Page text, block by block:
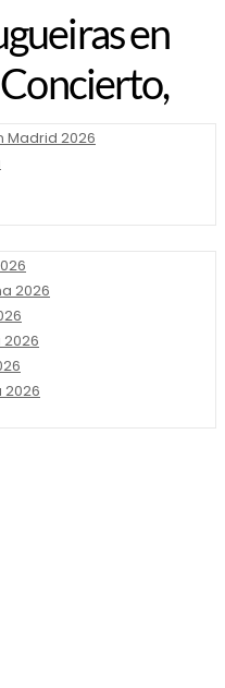
Madrid 2026
2026
en